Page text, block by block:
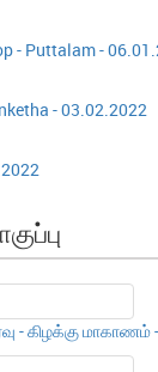
- Puttalam -
- 03.02.2022
- கிழக்கு மாகாணம்